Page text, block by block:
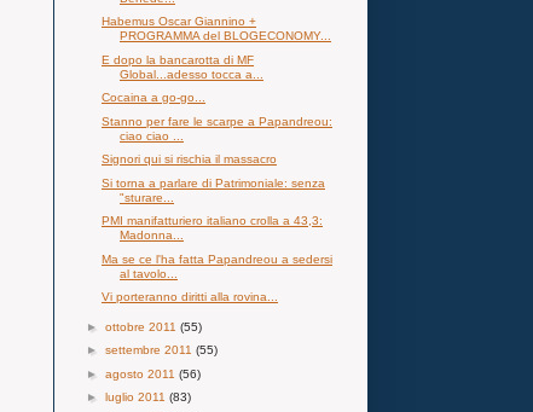
Habemus Oscar Giannino +
PROGRAMMA del BLOGECONOMY...
E dopo la bancarotta di MF
Global...adesso tocca a...
Cocaina a go-go...
Stanno per fare le scarpe a Papandreou:
ciao ciao ...
Signori qui si rischia il massacro
Si torna a parlare di Patrimoniale: senza
"sturare...
PMI manifatturiero italiano crolla a 43,3:
Madonna...
Ma se ce l'ha fatta Papandreou a sedersi
al tavolo...
Vi porteranno diritti alla rovina...
► ottobre 2011 (55)
► settembre 2011 (55)
► agosto 2011 (56)
► luglio 2011 (83)